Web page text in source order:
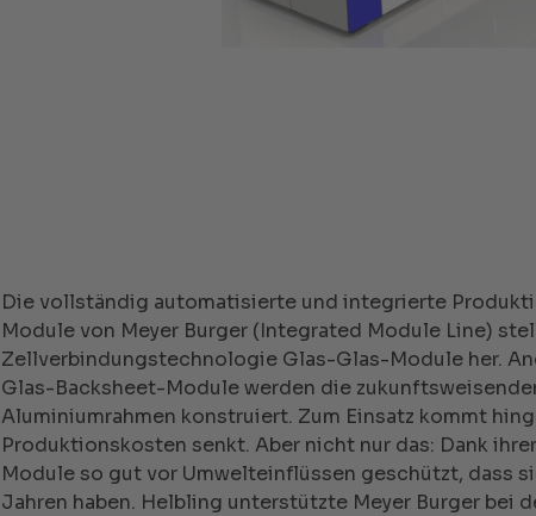
Die vollständig automatisierte und integrierte
Module von Meyer Burger (Integrated Module Line)
Zellverbindungstechnologie Glas-Glas-Module her.
Glas-Backsheet-Module werden die
Aluminiumrahmen konstruiert. Zum Einsatz kommt
Produktionskosten senkt. Aber nicht nur das: Dank
Module so gut vor Umwelteinflüssen geschützt, dass
Jahren haben. Helbling unterstützte Meyer Burger bei